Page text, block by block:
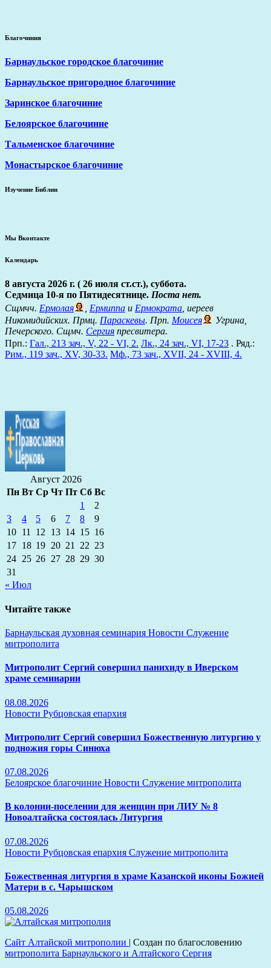
Благочиния
Барнаульское городское благочиние
Барнаульское пригородное благочиние
Заринское благочиние
Белоярское благочиние
Тальменское благочиние
Монастырское благочиние
Изучение Библии
Мы Вконтакте
Календарь
8 августа 2026 г. ( 26 июля ст.ст.), суббота.
Седмица 10-я по Пятидесятнице. Поста нет.
Сщмчч. Ермолая , Ермиппа и Ермократа, иереев
Никомидийских. Прмц. Параскевы. Прп. Моисея
Угрина,
Печерского. Сщмч. Сергия пресвитера.
Прп.: Гал., 213 зач., V, 22 - VI, 2. Лк., 24 зач., VI, 17-23 . Ряд.:
Рим., 119 зач., XV, 30-33. Мф., 73 зач., XVII, 24 - XVIII, 4.
Август 2026
Пн Вт Ср Чт Пт Сб Вс
1
2
3
4 5 6 7 8
9
10 11 12 13 14 15 16
17 18 19 20 21 22 23
24 25 26 27 28 29 30
31
« Июл
Читайте также
Барнаульская духовная семинария Новости Служение
митрополита
Митрополит Сергий совершил панихиду в Иверском
храме семинарии
08.08.2026
Новости Рубцовская епархия
Митрополит Сергий совершил Божественную литургию у
подножия горы Синюха
07.08.2026
Белоярское благочиние Новости Служение митрополита
В колонии-поселении для женщин при ЛИУ № 8
Новоалтайска состоялась Литургия
07.08.2026
Новости Рубцовская епархия Служение митрополита
Божественная литургия в храме Казанской иконы Божией
Матери в с. Чарышском
05.08.2026
Сайт Алтайской митрополии | Создан по благословению
митрополита Барнаульского и Алтайского Сергия